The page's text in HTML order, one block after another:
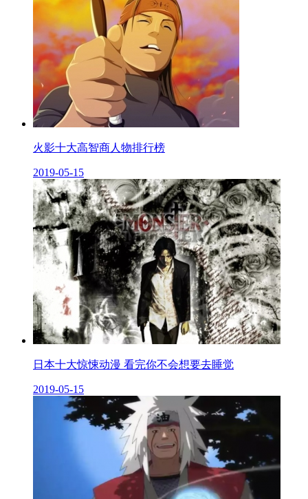
火影十大高智商人物排行榜
2019-05-15
日本十大惊悚动漫 看完你不会想要去睡觉
2019-05-15